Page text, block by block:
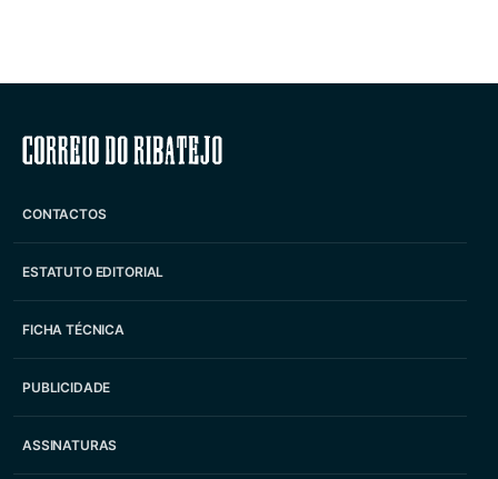
Correio do Ribatejo
CONTACTOS
ESTATUTO EDITORIAL
FICHA TÉCNICA
PUBLICIDADE
ASSINATURAS